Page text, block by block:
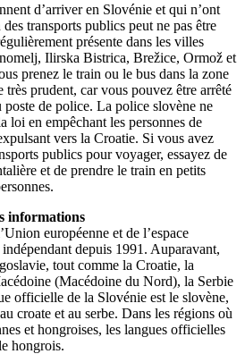
d’arriver en Slovénie et qui n’ont
transports publics peut ne pas être
présente dans les villes
Ilirska Bistrica, Brežice, Ormož et
prenez le train ou le bus dans la zone
prudent, car vous pouvez être arrêté
poste de police. La police slovène ne
loi en empêchant les personnes de
vers la Croatie. Si vous avez
publics pour voyager, essayez de
et de prendre le train en petits
informations
européenne et de l’espace
depuis 1991. Auparavant,
tout comme la Croatie, la
(Macédoine du Nord), la Serbie
officielle de la Slovénie est le slovène,
croate et au serbe. Dans les régions où
et hongroises, les langues officielles
hongrois.